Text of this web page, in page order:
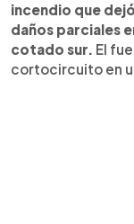
incendio que
daños parciales
cotado sur. El
cortocircuito en